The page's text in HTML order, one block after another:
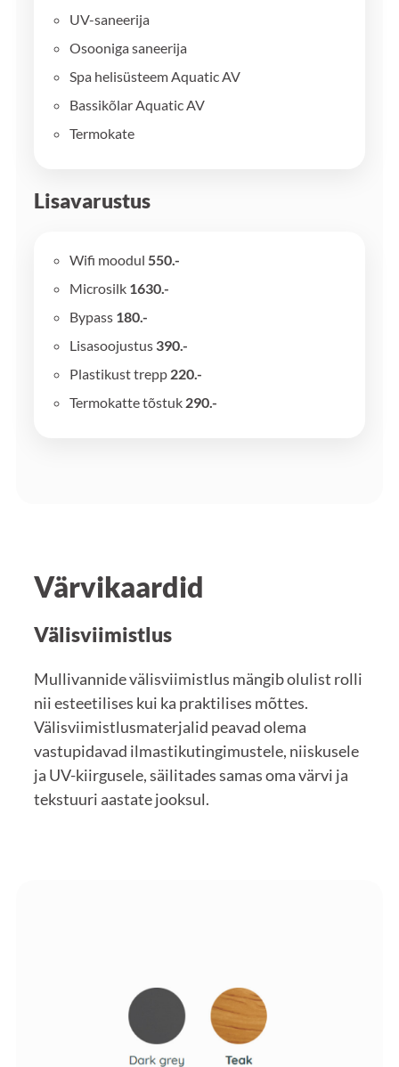
UV-saneerija
Osooniga saneerija
Spa helisüsteem Aquatic AV
Bassikõlar Aquatic AV
Termokate
Lisavarustus
Wifi moodul550.-
Microsilk 1630.-
Bypass 180.-
Lisasoojustus 390.-
Plastikust trepp 220.-
Termokatte tõstuk 290.-
Värvikaardid
Välisviimistlus
Mullivannide välisviimistlus mängib olulist rolli
nii esteetilises kui ka praktilises mõttes.
Välisviimistlusmaterjalid peavad olema
vastupidavad ilmastikutingimustele, niiskusele
ja UV-kiirgusele, säilitades samas oma värvi ja
tekstuuri aastate jooksul.